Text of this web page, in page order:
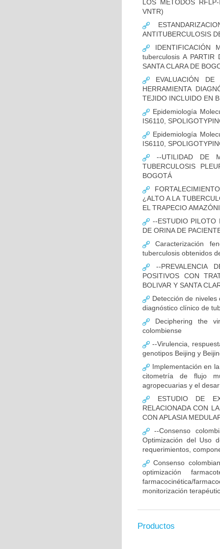
LOS MÉTODOS
VNTR)
ANTITUBERCULOSIS
IDENTIFICACIÓN
tuberculosis A PARTIR
SANTA CLARA DE
EVALUACIÓN DE
HERRAMIENTA
TEJIDO INCLUIDO EN
Epidemiología
IS6110,
Epidemiología
IS6110,
--UTILIDAD DE
TUBERCULOSIS
BOGOTÁ
¿ALTO A LA
EL TRAPECIO
--ESTUDIO PILOTO
DE ORINA DE
Caracterización
tuberculosis obtenidos
--PREVALENCIA
POSITIVOS CON
BOLIVAR Y SANTA
Detección de
diagnóstico clínico de
Deciphering the
colombiense
--Virulencia,
genotipos Beijing y
Implementación en
citometría de flujo
agropecuarias y el
ESTUDIO DE
RELACIONADA CON
CON APLASIA
--Consenso
Optimización del Uso
requerimientos,
Consenso
optimización
farmacocinética/
monitorización
Productos